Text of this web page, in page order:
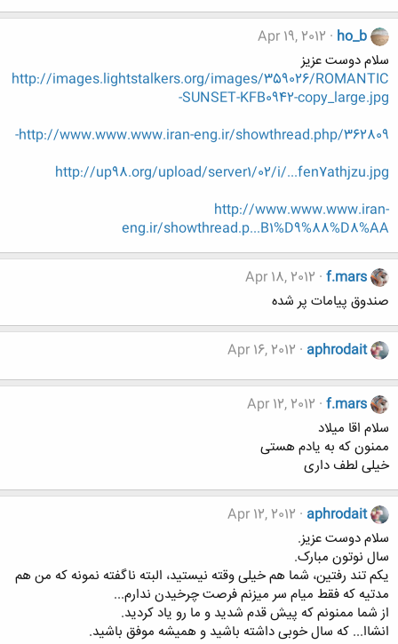
ho_b
Apr 19, 2012
سلام دوست عزیز
http://images.lightstalkers.org/images/359026/ROMANTIC
-SUNSET-KFB0942-copy_large.jpg
http://www.www.www.iran-eng.ir/showthread.php/362809-
http://up98.org/upload/server1/02/i/...fen7athjzu.jpg
http://www.www.www.iran-
eng.ir/showthread.p...B1%D9%88%D8%AA
f.mars
Apr 18, 2012
صندوق پیامات پر شده
aphrodait
Apr 16, 2012
f.mars
Apr 12, 2012
سلام اقا میلاد
ممنون که به یادم هستی
خیلی لطف داری
aphrodait
Apr 12, 2012
سلام دوست عزیز.
سال نوتون مبارک.
یکم تند رفتین، شما هم خیلی وقته نیستید، البته ناگفته نمونه که من هم
مدتیه که فقط میام سر میزنم فرصت چرخیدن ندارم...
از شما ممنونم که پیش قدم شدید و ما رو یاد کردید.
انشاا... که سال خوبی داشته باشید و همیشه موفق باشید.